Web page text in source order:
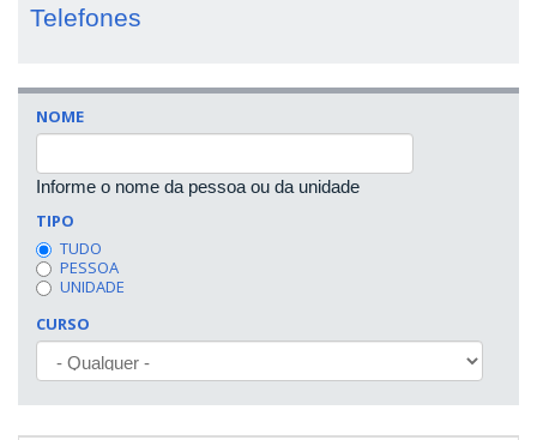
Telefones
NOME
Informe o nome da pessoa ou da unidade
TIPO
TUDO
PESSOA
UNIDADE
CURSO